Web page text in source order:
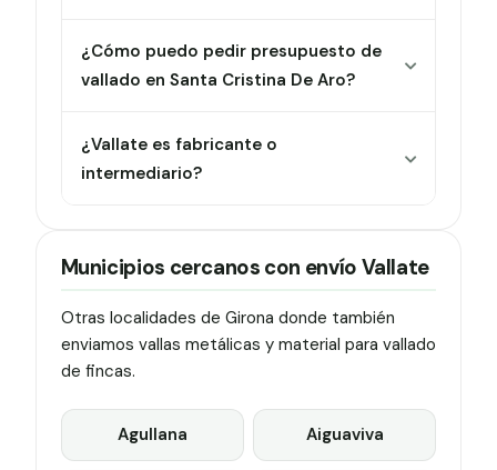
¿Cómo puedo pedir presupuesto de
vallado en Santa Cristina De Aro?
¿Vallate es fabricante o
intermediario?
Municipios cercanos con envío Vallate
Otras localidades de Girona donde también
enviamos vallas metálicas y material para vallado
de fincas.
Agullana Aiguaviva